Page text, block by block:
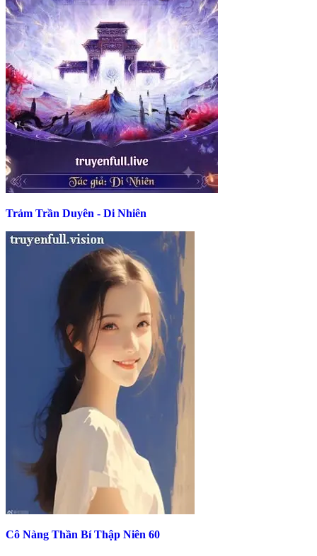
Trảm Trần Duyên - Di Nhiên
Cô Nàng Thần Bí Thập Niên 60